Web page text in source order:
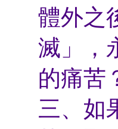
體外之
滅」，
的痛苦
三、如